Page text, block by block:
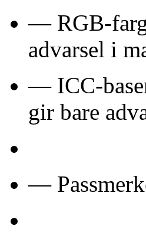
— RGB-
advarsel i
— ICC-
gir bare
—